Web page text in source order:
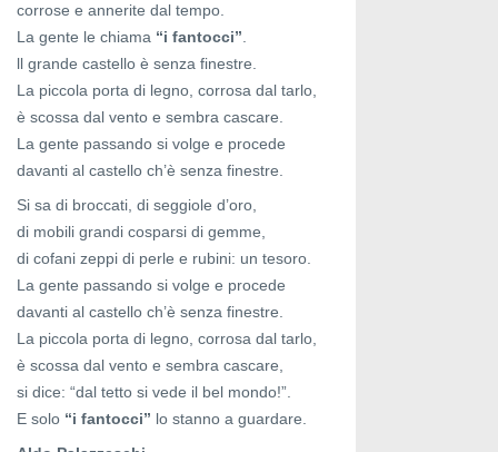
corrose e annerite dal tempo.
La gente le chiama “i fantocci”
ll grande castello è senza finestre.
La piccola porta di legno, corrosa dal tarlo,
è scossa dal vento e sembra cascare.
La gente passando si volge e procede
davanti al castello ch’è senza finestre.
Si sa di broccati, di seggiole d’oro,
di mobili grandi cosparsi di gemme,
di cofani zeppi di perle e rubini: un tesoro.
La gente passando si volge e procede
davanti al castello ch’è senza finestre.
La piccola porta di legno, corrosa dal tarlo,
è scossa dal vento e sembra cascare,
si dice: “dal tetto si vede il bel mondo!”.
E solo “i fantocci” lo stanno a guardare.